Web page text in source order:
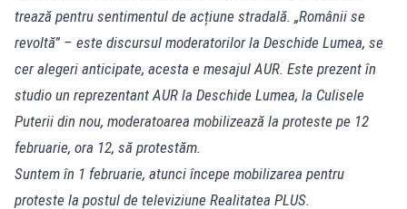
trează pentru sentimentul de acțiune stradală. „Românii se
revoltă” – este discursul moderatorilor la Deschide Lumea, se
cer alegeri anticipate, acesta e mesajul AUR. Este prezent în
studio un reprezentant AUR la Deschide Lumea, la Culisele
Puterii din nou, moderatoarea mobilizează la proteste pe 12
februarie, ora 12, să protestăm.
Suntem în 1 februarie, atunci începe mobilizarea pentru
proteste la postul de televiziune Realitatea PLUS.